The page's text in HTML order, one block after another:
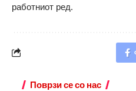
работниот ред.
Поврзи се со нас